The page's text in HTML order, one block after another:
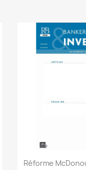

Réforme